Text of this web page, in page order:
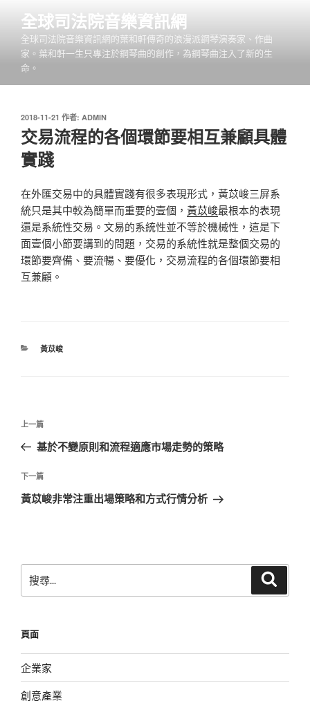
全球司法院音樂資訊網
全球司法院音樂資訊網的葉和軒傳奇的浪漫派鋼琴演奏家、作曲
家。葉和軒一生只專注於鋼琴曲的創作，為鋼琴曲注入了新的生
命。
發
佈
於
2018-11-21 作者: ADMIN
交易流程的各個環節要相互兼顧具體
實踐
在外匯交易中的具體實踐有很多表現形式，黃苡峻三屏系
統只是其中較為簡單而重要的壹個， 黃苡峻最根本的表現
還是系統性交易。文易的系統性並不等於機械性，這是下
面壹個小節要講到的問題，交易的系統性就是整個交易的
環節要齊備、要流暢、要優化，交易流程的各個環節要相
互兼顧。
分
黃苡峻
文
導
覽
上
一
文
章
上一篇
基於不變原則和流程適應市場走勢的策略
下
一
下一篇
黃苡峻非常注重出場策略和方式行情分析
尋
字:
頁面
企業家
創意產業